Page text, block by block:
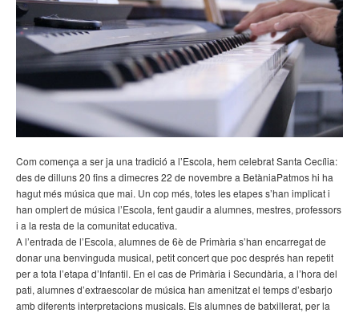
Com comença a ser ja una tradició a l’Escola, hem celebrat Santa Cecília:
des de dilluns 20 fins a dimecres 22 de novembre a BetàniaPatmos hi ha
hagut més música que mai. Un cop més, totes les etapes s’han implicat i
han omplert de música l’Escola, fent gaudir a alumnes, mestres, professors
i a la resta de la comunitat educativa.
A l’entrada de l’Escola, alumnes de 6è de Primària s’han encarregat de
donar una benvinguda musical, petit concert que poc després han repetit
per a tota l’etapa d’Infantil. En el cas de Primària i Secundària, a l’hora del
pati, alumnes d’extraescolar de música han amenitzat el temps d’esbarjo
amb diferents interpretacions musicals. Els alumnes de batxillerat, per la